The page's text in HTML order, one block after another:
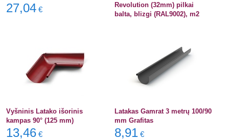
27,04 €
Revolution (32mm) pilkai
balta, blizgi (RAL9002), m2
Vyšninis Latako išorinis
kampas 90° (125 mm)
13,46 €
Latakas Gamrat 3 metrų 100/90
mm Grafitas
8,91 €